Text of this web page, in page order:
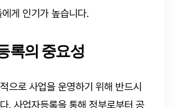
게 인기가 높습니다.
록의 중요성
으로 사업을 운영하기 위해 반드시
. 사업자등록을 통해 정부로부터 공